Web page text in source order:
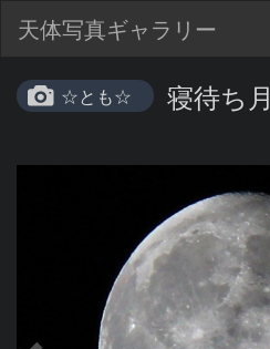
天体写真ギャラリー
☆とも☆ 寝待ち月